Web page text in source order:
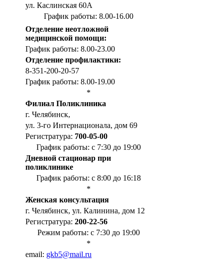
ул. Каслинская 60А
График работы: 8.00-16.00
Отделение неотложной
медицинской помощи:
График работы: 8.00-23.00
Отделение профилактики:
8-351-200-20-57
График работы: 8.00-19.00
*
Филиал Поликлиника
г. Челябинск,
ул. 3-го Интернационала, дом 69
Регистратура: 700-05-00
График работы: с 7:30 до 19:00
Дневной стационар при
поликлинике
График работы: с 8:00 до 16:18
*
Женская консультация
г. Челябинск, ул. Калинина, дом 12
Регистратура: 200-22-56
Режим работы: с 7:30 до 19:00
*
email: gkb5@mail.ru